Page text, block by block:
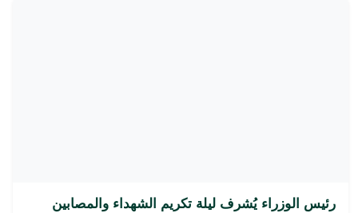
رئيس الوزراء يُشرف ليلة تكريم الشهداء والمصابين